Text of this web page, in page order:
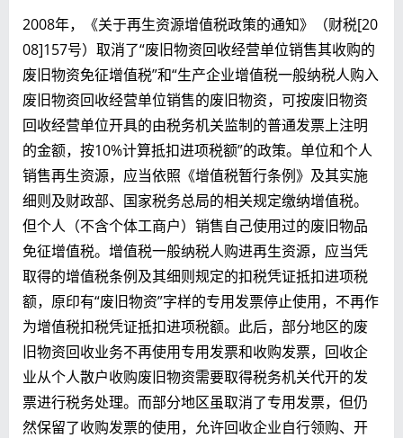
2008年，《关于再生资源增值税政策的通知》（财税[20
08]157号）取消了“废旧物资回收经营单位销售其收购的
废旧物资免征增值税”和“生产企业增值税一般纳税人购入
废旧物资回收经营单位销售的废旧物资，可按废旧物资
回收经营单位开具的由税务机关监制的普通发票上注明
的金额，按10%计算抵扣进项税额”的政策。单位和个人
销售再生资源，应当依照《增值税暂行条例》及其实施
细则及财政部、国家税务总局的相关规定缴纳增值税。
但个人（不含个体工商户）销售自己使用过的废旧物品
免征增值税。增值税一般纳税人购进再生资源，应当凭
取得的增值税条例及其细则规定的扣税凭证抵扣进项税
额，原印有“废旧物资”字样的专用发票停止使用，不再作
为增值税扣税凭证抵扣进项税额。此后，部分地区的废
旧物资回收业务不再使用专用发票和收购发票，回收企
业从个人散户收购废旧物资需要取得税务机关代开的发
票进行税务处理。而部分地区虽取消了专用发票，但仍
然保留了收购发票的使用，允许回收企业自行领购、开